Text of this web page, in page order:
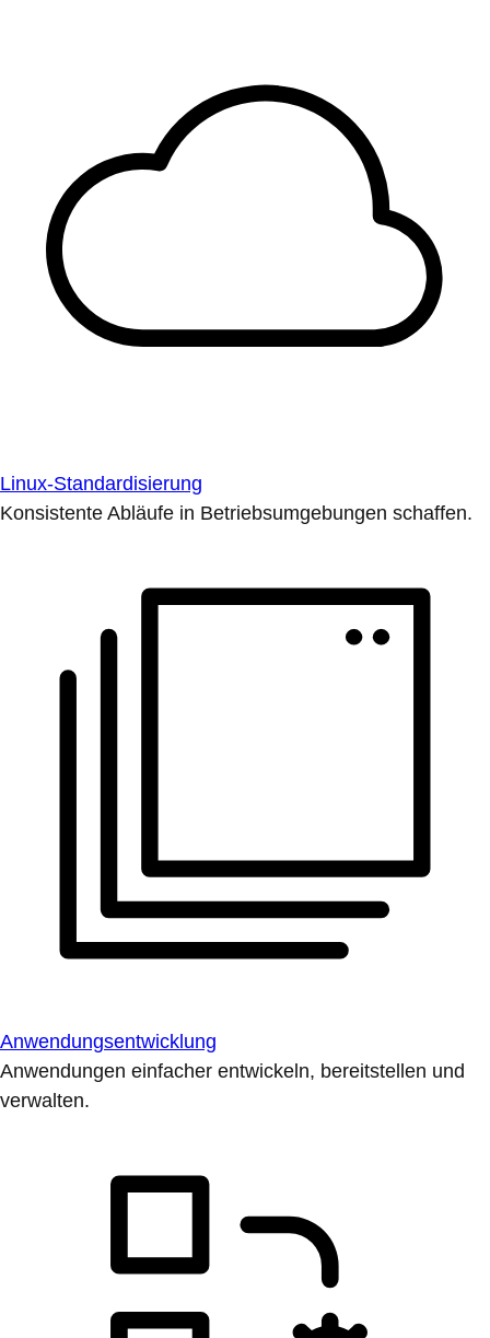
Linux-Standardisierung
Konsistente Abläufe in Betriebsumgebungen schaffen.
Anwendungsentwicklung
Anwendungen einfacher entwickeln, bereitstellen und
verwalten.